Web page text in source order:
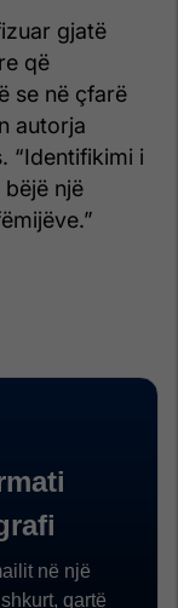
gjatë
që
se në çfarë
autorja
“Identifikimi i
një